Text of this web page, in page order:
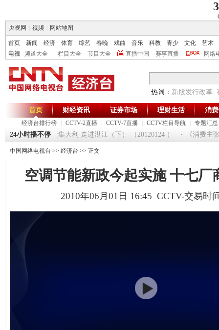
央视网
视频 网站地图
首页 新闻 经济 体育 综艺 春晚 戏曲 音乐 科教 青少 文化
艺术
电视
频道大全 栏目大全 节目大全 直播中国 赛事直播 网络
热词： 新股发行改革
首页
经济台排行榜 CCTV-2直播 CCTV-7直播 CCTV栏目导航 专题汇总
财经资讯 证券市场 理财生活 消
24小时播不停
[生财有道]大集大利 走进湛江（下） （20120124 ） 《消费主张
中国网络电视台 >> 经济台 >> 正文
空调节能新政今起实施 十七厂
2010年06月01日 16:45 CCTV-交易时